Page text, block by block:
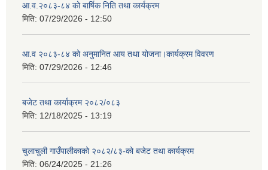
आ.व.२०८३-८४ को बार्षिक निति तथा कार्यक्रम
मिति: 07/29/2026 - 12:50
आ.व २०८३-८४ को अनुमानित आय तथा योजना।कार्यक्रम विवरण
मिति: 07/29/2026 - 12:46
बजेट तथा कार्याक्रम २०८२/०८३
मिति: 12/18/2025 - 13:19
चुलाचुली गाउँपालीकाको २०८२/८३-को बजेट तथा कार्यक्रम
मिति: 06/24/2025 - 21:26